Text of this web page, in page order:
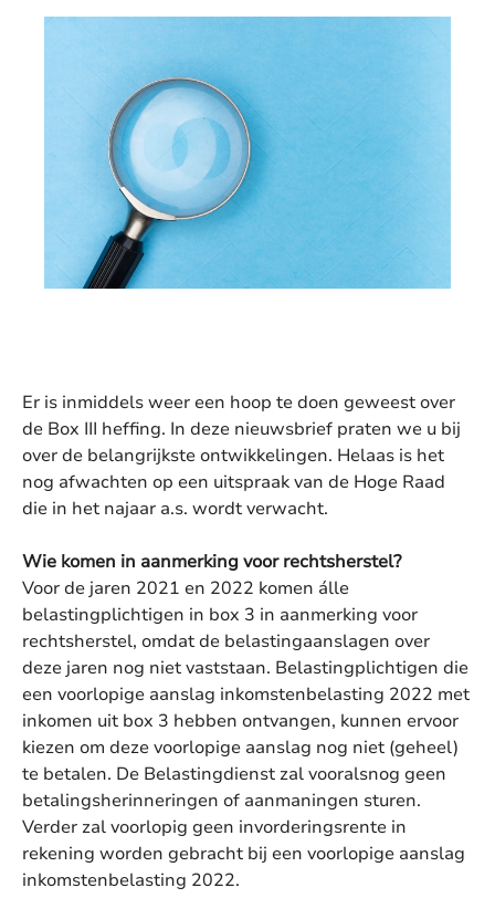
Er is inmiddels weer een hoop te doen geweest over
de Box III heffing. In deze nieuwsbrief praten we u bij
over de belangrijkste ontwikkelingen. Helaas is het
nog afwachten op een uitspraak van de Hoge Raad
die in het najaar a.s. wordt verwacht.
Wie komen in aanmerking voor rechtsherstel?
Voor de jaren 2021 en 2022 komen álle
belastingplichtigen in box 3 in aanmerking voor
rechtsherstel, omdat de belastingaanslagen over
deze jaren nog niet vaststaan. Belastingplichtigen die
een voorlopige aanslag inkomstenbelasting 2022 met
inkomen uit box 3 hebben ontvangen, kunnen ervoor
kiezen om deze voorlopige aanslag nog niet (geheel)
te betalen. De Belastingdienst zal vooralsnog geen
betalingsherinneringen of aanmaningen sturen.
Verder zal voorlopig geen invorderingsrente in
rekening worden gebracht bij een voorlopige aanslag
inkomstenbelasting 2022.